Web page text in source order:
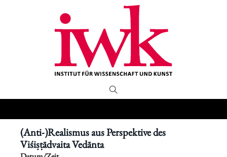
(Anti-)Realismus aus Perspektive des
Viśiṣṭādvaita Vedānta